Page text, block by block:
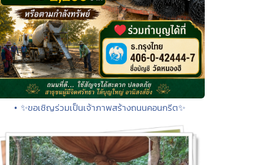
• ✨ขอเชิญร่วมเป็นเจ้าภาพสร้างถนนคอนกรีต✨